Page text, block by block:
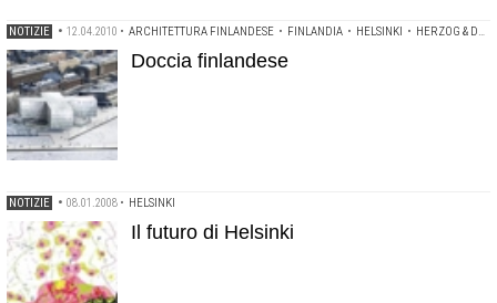
NOTIZIE • 12.04.2010 • ARCHITETTURA FINLANDESE • FINLANDIA • HELSINKI • HERZOG & DE MEURON
Doccia finlandese
NOTIZIE • 08.01.2008 • HELSINKI
Il futuro di Helsinki